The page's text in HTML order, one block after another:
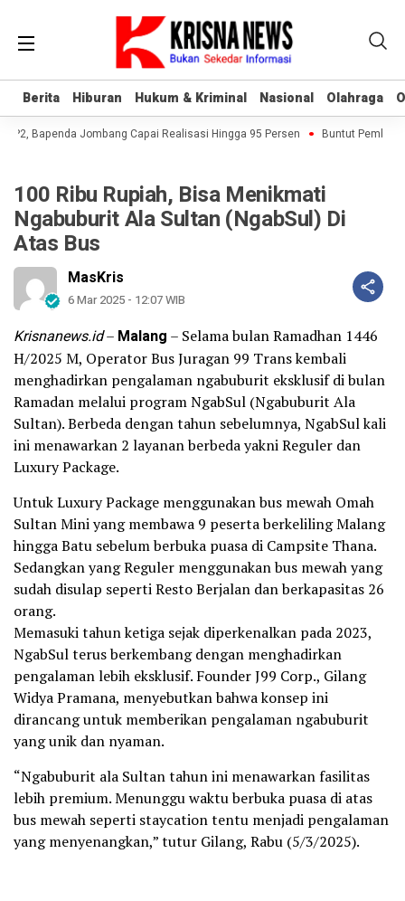
Berita Hiburan Hukum & Kriminal Nasional Olahraga
Berita Hiburan Hukum & Kriminal Nasional Olahraga
P2, Bapenda Jombang Capai Realisasi Hingga 95 Persen Buntut
100 Ribu Rupiah, Bisa Menikmati
Ngabuburit Ala Sultan (NgabSul) Di
Atas Bus
MasKris
6 Mar 2025 - 12:07 WIB
Krisnanews.id– Malang – Selama bulan Ramadhan 1446
H/2025 M, Operator Bus Juragan 99 Trans kembali
menghadirkan pengalaman ngabuburit eksklusif di bulan
Ramadan melalui program NgabSul (Ngabuburit Ala
Sultan). Berbeda dengan tahun sebelumnya, NgabSul kali
ini menawarkan 2 layanan berbeda yakni Reguler dan
Luxury Package.
Untuk Luxury Package menggunakan bus mewah Omah
Sultan Mini yang membawa 9 peserta berkeliling Malang
hingga Batu sebelum berbuka puasa di Campsite Thana.
Sedangkan yang Reguler menggunakan bus mewah yang
sudah disulap seperti Resto Berjalan dan berkapasitas 26
orang.
Memasuki tahun ketiga sejak diperkenalkan pada 2023,
NgabSul terus berkembang dengan menghadirkan
pengalaman lebih eksklusif. Founder J99 Corp., Gilang
Widya Pramana, menyebutkan bahwa konsep ini
dirancang untuk memberikan pengalaman ngabuburit
yang unik dan nyaman.
“Ngabuburit ala Sultan tahun ini menawarkan fasilitas
lebih premium. Menunggu waktu berbuka puasa di atas
bus mewah seperti staycation tentu menjadi pengalaman
yang menyenangkan,” tutur Gilang, Rabu (5/3/2025).